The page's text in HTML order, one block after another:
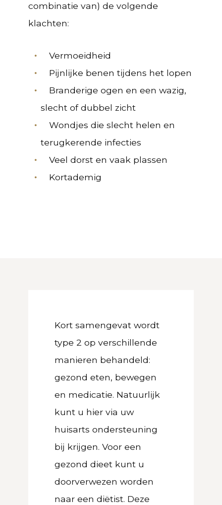
combinatie van) de volgende
klachten:
Vermoeidheid
Pijnlijke benen tijdens het lopen
Branderige ogen en een wazig,
slecht of dubbel zicht
Wondjes die slecht helen en
terugkerende infecties
Veel dorst en vaak plassen
Kortademig
Kort samengevat wordt
type 2 op verschillende
manieren behandeld:
gezond eten, bewegen
en medicatie. Natuurlijk
kunt u hier via uw
huisarts ondersteuning
bij krijgen. Voor een
gezond dieet kunt u
doorverwezen worden
naar een diëtist. Deze